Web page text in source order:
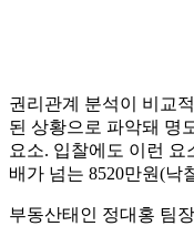
권리관계 분석이 비교
된 상황으로 파악돼 명
요소. 입찰에도 이런
배가 넘는 8520만원(낙
부동산태인 정대홍 팀